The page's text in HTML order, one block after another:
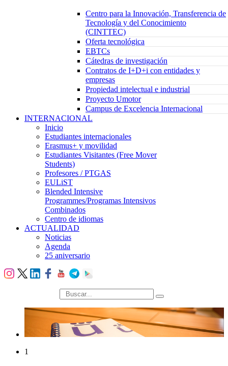
Centro para la Innovación, Transferencia de
Tecnología y del Conocimiento
(CINTTEC)
Oferta tecnológica
EBTCs
Cátedras de investigación
Contratos de I+D+i con entidades y
empresas
Propiedad intelectual e industrial
Proyecto Umotor
Campus de Excelencia Internacional
INTERNACIONAL
Inicio
Estudiantes internacionales
Erasmus+ y movilidad
Estudiantes Visitantes (Free Mover
Students)
Profesores / PTGAS
EULiST
Blended Intensive
Programmes/Programas Intensivos
Combinados
Centro de idiomas
ACTUALIDAD
Noticias
Agenda
25 aniversario
búsqueda
1